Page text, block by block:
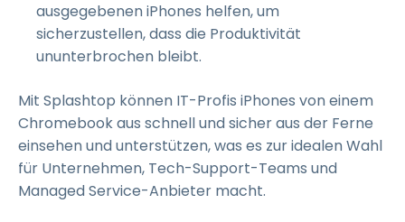
ausgegebenen iPhones helfen, um
sicherzustellen, dass die Produktivität
ununterbrochen bleibt.
Mit Splashtop können IT-Profis iPhones von einem
Chromebook aus schnell und sicher aus der Ferne
einsehen und unterstützen, was es zur idealen Wahl
für Unternehmen, Tech-Support-Teams und
Managed Service-Anbieter macht.